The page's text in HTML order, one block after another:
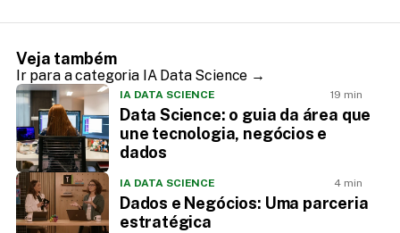
Veja também
Ir para a categoria IA Data Science →
IA DATA SCIENCE 19 min
Data Science: o guia da área que
une tecnologia, negócios e
dados
IA DATA SCIENCE 4 min
Dados e Negócios: Uma parceria
estratégica